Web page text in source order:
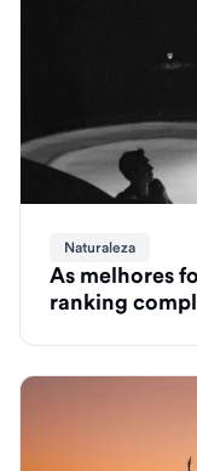
Naturaleza
As melhores
ranking